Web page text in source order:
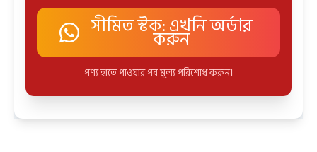
সীমিত স্টক: এখনি অর্ডার
করুন
পণ্য হাতে পাওয়ার পর মূল্য পরিশোধ করুন।